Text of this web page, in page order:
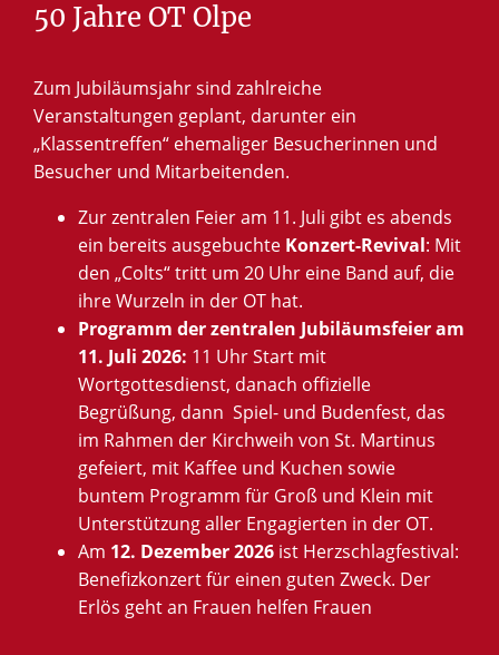
50 Jahre OT Olpe
Zum Jubiläumsjahr sind zahlreiche
Veranstaltungen geplant, darunter ein
„Klassentreffen“ ehemaliger Besucherinnen und
Besucher und Mitarbeitenden.
Zur zentralen Feier am 11. Juli gibt es abends
ein bereits ausgebuchte Konzert-Revival: Mit
den „Colts“ tritt um 20 Uhr eine Band auf, die
ihre Wurzeln in der OT hat.
Programm der zentralen Jubiläumsfeier am
11. Juli 2026: 11 Uhr Start mit
Wortgottesdienst, danach offizielle
Begrüßung, dann Spiel- und Budenfest, das
im Rahmen der Kirchweih von St. Martinus
gefeiert, mit Kaffee und Kuchen sowie
buntem Programm für Groß und Klein mit
Unterstützung aller Engagierten in der OT.
Am 12. Dezember 2026 ist Herzschlagfestival:
Benefizkonzert für einen guten Zweck. Der
Erlös geht an Frauen helfen Frauen